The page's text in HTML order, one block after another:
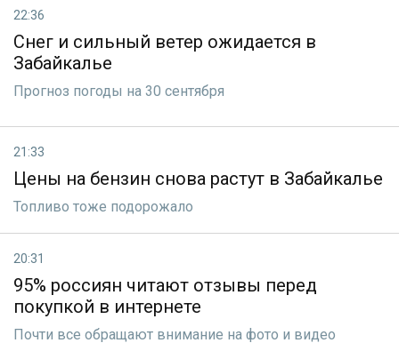
22:36
Снег и сильный ветер ожидается в
Забайкалье
Прогноз погоды на 30 сентября
21:33
Цены на бензин снова растут в Забайкалье
Топливо тоже подорожало
20:31
95% россиян читают отзывы перед
покупкой в интернете
Почти все обращают внимание на фото и видео